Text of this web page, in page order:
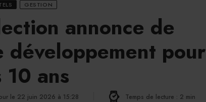
GESTION
annonce de
développement pour
10 ans
le 22 juin 2026 à 15:28 Temps de lecture : 2 min